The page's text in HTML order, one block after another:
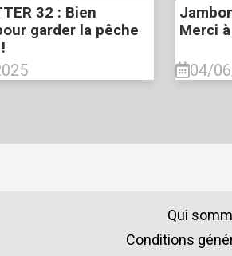
32 : Bien
garder la pêche
Merci
04/
Qui
Conditions